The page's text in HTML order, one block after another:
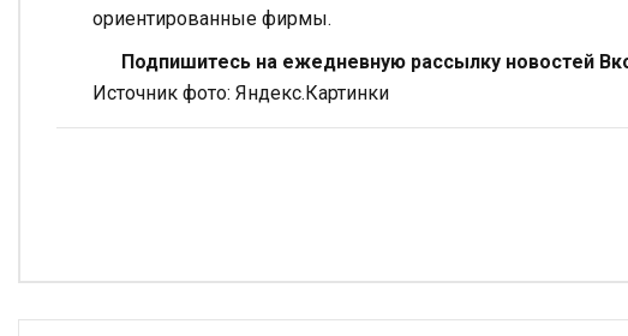
ориентированные фирмы.
Подпишитесь на ежедневную рассылку новостей
Источник фото: Яндекс.Картинки